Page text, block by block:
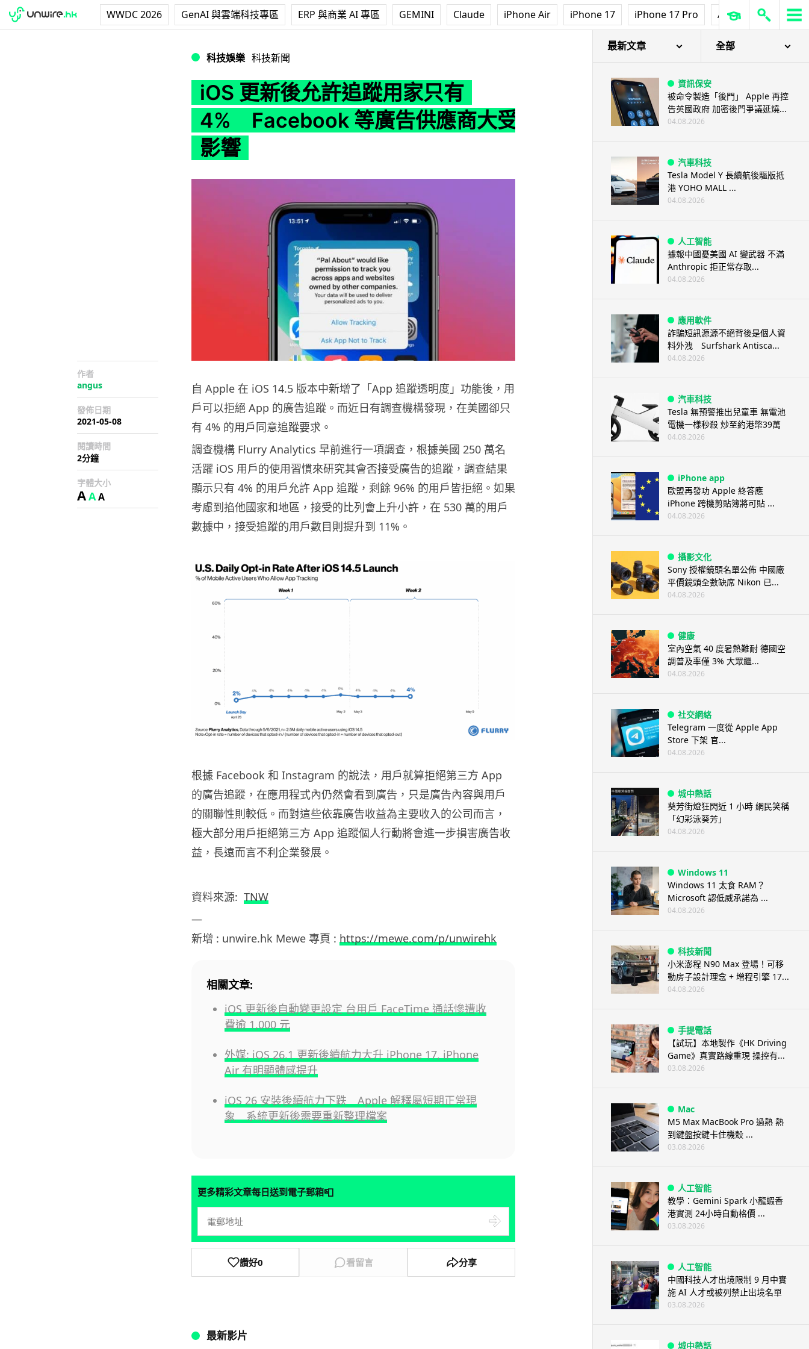
WWDC 2026 GenAI 與雲端科技專區 ERP 與商業 AI 專區 GEMINI Claude iPhone Air iPhone 17 iPhone 17 Pro AirPods Pro 3
科技娛樂 科技新聞
iOS 更新後允許追蹤用家只有
4% Facebook 等廣告供應商大受
影響
作者
angus
發佈日期
2021-05-08
閱讀時間
2分鐘
字體大小
AAA
自 Apple 在 iOS 14.5 版本中新增了「App 追蹤透明度」功能後，用
戶可以拒絕 App 的廣告追蹤。而近日有調查機構發現，在美國卻只
有 4% 的用戶同意追蹤要求。
調查機構 Flurry Analytics 早前進行一項調查，根據美國 250 萬名
活躍 iOS 用戶的使用習慣來研究其會否接受廣告的追蹤，調查結果
顯示只有 4% 的用戶允許 App 追蹤，剩餘 96% 的用戶皆拒絕。如果
考慮到掐他國家和地區，接受的比列會上升小許，在 530 萬的用戶
數據中，接受追蹤的用戶數目則提升到 11%。
根據 Facebook 和 Instagram 的說法，用戶就算拒絕第三方 App
的廣告追蹤，在應用程式內仍然會看到廣告，只是廣告內容與用戶
的關聯性則較低。而對這些依靠廣告收益為主要收入的公司而言，
極大部分用戶拒絕第三方 App 追蹤個人行動將會進一步損害廣告收
益，長遠而言不利企業發展。
資料來源: TNW
—
新增 : unwire.hk Mewe 專頁 : https://mewe.com/p/unwirehk
相關文章:
iOS 更新後自動變更設定 台用戶 FaceTime 通話慘遭收
費逾 1,000 元
外媒: iOS 26.1 更新後續航力大升 iPhone 17, iPhone
Air 有明顯體感提升
iOS 26 安裝後續航力下跌 Apple 解釋屬短期正常現
象 系統更新後需要重新整理檔案
更多精彩文章每日送到電子郵箱📮
讚好0 看留言 分享
最新影片
最新文章 全部
資訊保安
被命令製造「後門」 Apple 再控
告英國政府 加密後門爭議延燒...
04.08.2026
汽車科技
Tesla Model Y 長續航後驅版抵
港 YOHO MALL ...
04.08.2026
人工智能
據報中國憂美國 AI 變武器 不滿
Anthropic 拒正常存取...
04.08.2026
應用軟件
詐騙短訊源源不絕背後是個人資
料外洩 Surfshark Antisca...
04.08.2026
汽車科技
Tesla 無預警推出兒童車 無電池
電機一樣秒殺 炒至約港幣39萬
04.08.2026
iPhone app
歐盟再發功 Apple 終答應
iPhone 跨機剪貼簿將可貼 ...
04.08.2026
攝影文化
Sony 授權鏡頭名單公佈 中國廠
平價鏡頭全數缺席 Nikon 已...
04.08.2026
健康
室內空氣 40 度暑熱難耐 德國空
調普及率僅 3% 大眾繼...
04.08.2026
社交網絡
Telegram 一度從 Apple App
Store 下架 官...
04.08.2026
城中熱話
葵芳街燈狂閃近 1 小時 網民笑稱
「幻彩泳葵芳」
04.08.2026
Windows 11
Windows 11 太食 RAM？
Microsoft 認低威承諾為 ...
04.08.2026
科技新聞
小米澎程 N90 Max 登場！可移
動房子設計理念 + 增程引擎 17...
04.08.2026
手提電話
【試玩】本地製作《HK Driving
Game》真實路線重現 操控有...
03.08.2026
Mac
M5 Max MacBook Pro 過熱 熱
到鍵盤按鍵卡住機殼 ...
03.08.2026
人工智能
教學：Gemini Spark 小龍蝦香
港實測 24小時自動格價 ...
03.08.2026
人工智能
中國科技人才出境限制 9 月中實
施 AI 人才或被列禁止出境名單
03.08.2026
城中熱話